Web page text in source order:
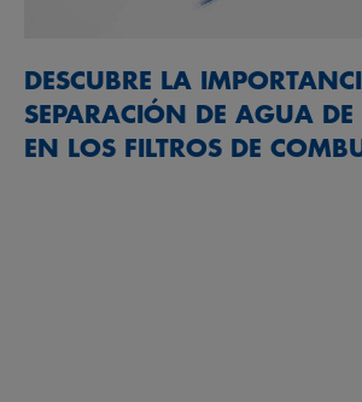
DESCUBRE LA
SEPARACIÓN DE AGUA
EN LOS FILTROS DE